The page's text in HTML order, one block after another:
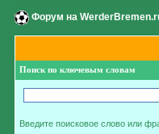
Форум на
Поиск по ключевым словам
Введите поисковое слово или